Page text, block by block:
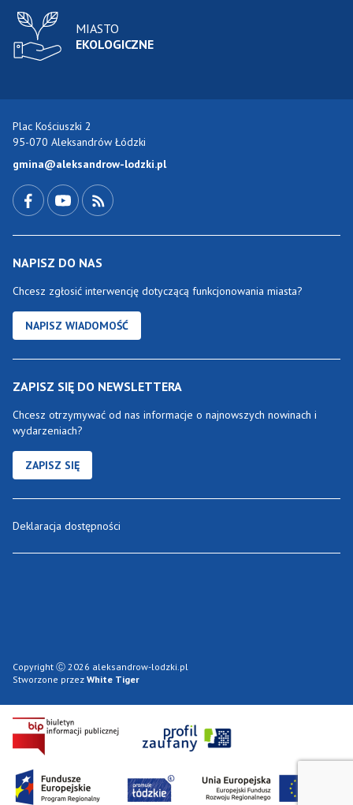
MIASTO
EKOLOGICZNE
Plac Kościuszki 2
95-070 Aleksandrów Łódzki
gmina@aleksandrow-lodzki.pl
NAPISZ DO NAS
Chcesz zgłosić interwencję dotyczącą funkcjonowania miasta?
NAPISZ WIADOMOŚĆ
ZAPISZ SIĘ DO NEWSLETTERA
Chcesz otrzymywać od nas informacje o najnowszych nowinach i
wydarzeniach?
ZAPISZ SIĘ
Deklaracja dostępności
Copyright Ⓒ 2026 aleksandrow-lodzki.pl
Stworzone przez White Tiger